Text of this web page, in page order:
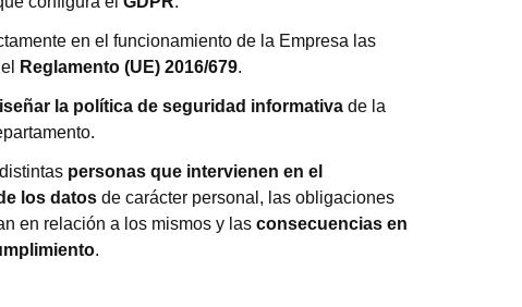
en el funcionamiento de la Empresa las
Reglamento (UE) 2016/679.
la política de seguridad informativa de la
personas que intervienen en el
los datos de carácter personal, las obligaciones
en relación a los mismos y las consecuencias en
.